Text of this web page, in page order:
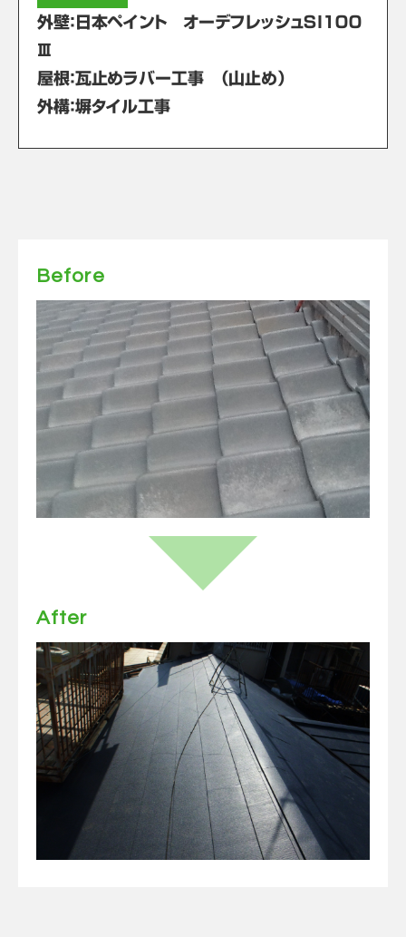
外壁：日本ペイント オーデフレッシュＳＩ１００
Ⅲ
屋根：瓦止めラバー工事 （山止め）
外構：塀タイル工事
Before
After